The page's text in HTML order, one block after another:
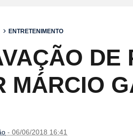
ENTRETENIMENTO
DE
MÁRCIO
- 06/06/2018 16:41